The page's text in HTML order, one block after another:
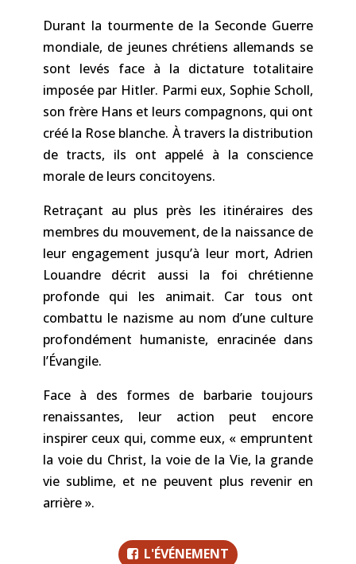
Durant la tourmente de la Seconde Guerre
mondiale, de jeunes chrétiens allemands se
sont levés face à la dictature totalitaire
imposée par Hitler. Parmi eux, Sophie Scholl,
son frère Hans et leurs compagnons, qui ont
créé la Rose blanche. À travers la distribution
de tracts, ils ont appelé à la conscience
morale de leurs concitoyens.
Retraçant au plus près les itinéraires des
membres du mouvement, de la naissance de
leur engagement jusqu’à leur mort, Adrien
Louandre décrit aussi la foi chrétienne
profonde qui les animait. Car tous ont
combattu le nazisme au nom d’une culture
profondément humaniste, enracinée dans
l’Évangile.
Face à des formes de barbarie toujours
renaissantes, leur action peut encore
inspirer ceux qui, comme eux, « empruntent
la voie du Christ, la voie de la Vie, la grande
vie sublime, et ne peuvent plus revenir en
arrière ».
L'ÉVÉNEMENT